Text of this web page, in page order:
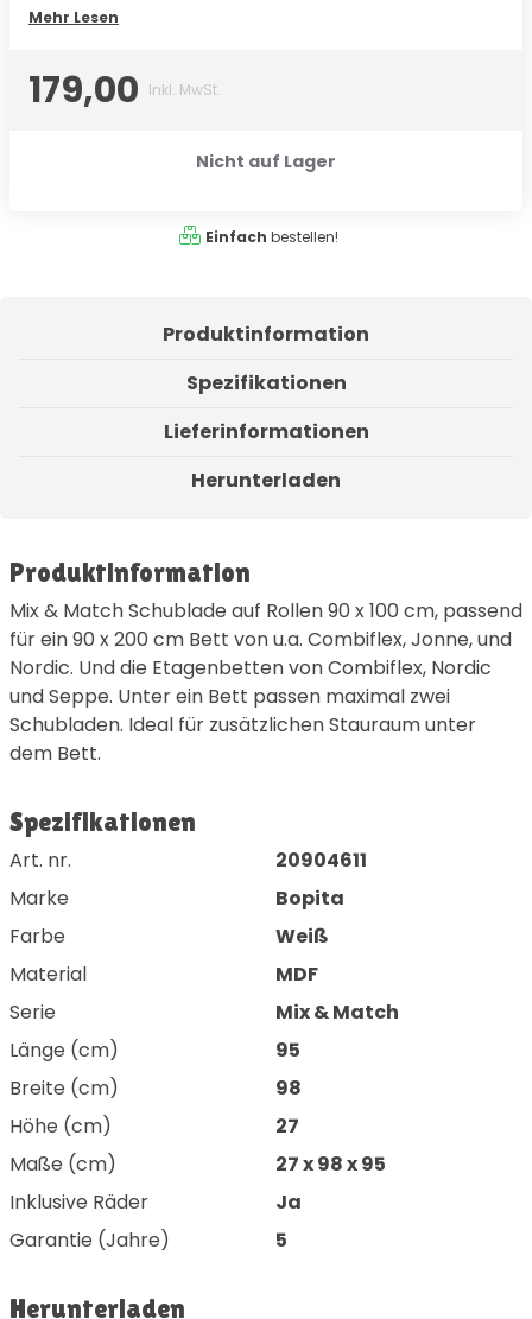
Mehr Lesen
179,00 Inkl. MwSt.
Nicht auf Lager
Einfach bestellen!
Produktinformation
Spezifikationen
Lieferinformationen
Herunterladen
Produktinformation
Mix & Match Schublade auf Rollen 90 x 100 cm, passend
für ein 90 x 200 cm Bett von u.a. Combiflex, Jonne, und
Nordic. Und die Etagenbetten von Combiflex, Nordic
und Seppe. Unter ein Bett passen maximal zwei
Schubladen. Ideal für zusätzlichen Stauraum unter
dem Bett.
Spezifikationen
Art. nr.
20904611
Marke
Bopita
Farbe
Weiß
Material
MDF
Serie
Mix & Match
Länge (cm)
95
Breite (cm)
98
Höhe (cm)
27
Maße (cm)
27 x 98 x 95
Inklusive Räder
Ja
Garantie (Jahre)
5
Herunterladen